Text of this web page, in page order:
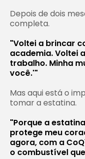
Depois de dois
completa.
"Voltei a brincar
academia. Voltei
trabalho. Minha
você.'"
Mas aqui está o
tomar a estatina.
"Porque a
protege meu
agora, com a
o combustível